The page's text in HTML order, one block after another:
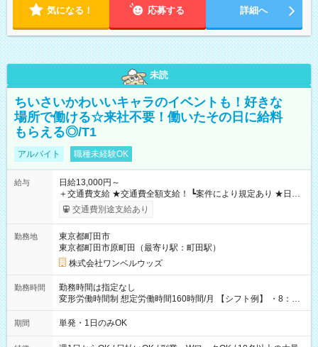
気になる！ 応募する 詳細へ
未読
ちいさいかわいいキャラのイベントも！好きな
場所で働ける☆来社不要！働いたその日に給料
もらえる◎/T1
アルバイト 職種未経験OK
給与
日給13,000円～
＋交通費支給 ★交通費全額支給！ ┗案件により規定あり ★日払
いOK！（規定あり） ┗働いたその日に現金GET♪ お仕事後はコ
ンビニATMから 日払い分を引き落とせます！ 【試用期間】試
交通費別途支給あり
勤務地
東京都町田市
東京都町田市原町田（最寄り駅：町田駅）
株式会社ワンベルウッズ
勤務時間
勤務時間は指定なし
変形労働時間制 想定労働時間160時間/月 【シフト例】 ・8：00
～21：00
期間 単発・1日のみOK